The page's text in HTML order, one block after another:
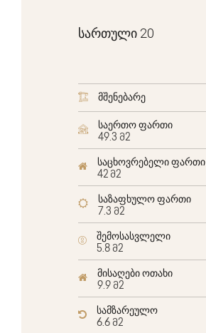
სართული 20
მშენებარე
საერთო ფართი
49.3 მ2
საცხოვრებელი ფართი
42 მ2
საზაფხულო ფართი
7.3 მ2
შემოსასვლელი
5.8 მ2
მისაღები ოთახი
9.9 მ2
სამზარეულო
6.6 მ2